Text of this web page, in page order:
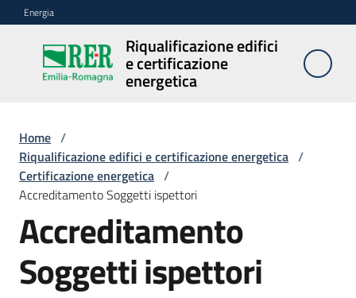
Vai al contenuto
Vai alla navigazione
Vai al footer
Energia
Riqualificazione edifici
e certificazione
energetica
Riqualificazione
edifici e
certificazione
Riqualificazione
edifici
Certificazione
energetica
Home /
Riqualificazione edifici e certificazione energetica /
Certificazione energetica /
Accreditamento Soggetti ispettori
Accreditamento
Soggetti ispettori